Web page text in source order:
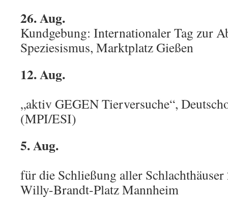
26. Aug.
Kundgebung: Internationaler Tag zur
Speziesismus, Marktplatz Gießen
12. Aug.
„aktiv GEGEN Tierversuche“,
(MPI/ESI)
5. Aug.
für die Schließung aller Schlachthäuser
Willy-Brandt-Platz Mannheim